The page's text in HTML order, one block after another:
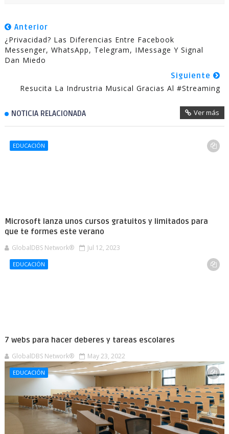
Anterior
¿Privacidad? Las Diferencias Entre Facebook
Messenger, WhatsApp, Telegram, IMessage Y Signal
Dan Miedo
Siguiente
Resucita La Indrustria Musical Gracias Al #streaming
NOTICIA RELACIONADA Ver más
EDUCACIÓN
Microsoft lanza unos cursos gratuitos y limitados para
que te formes este verano
GlobalDBS Network® Jul 12, 2023
EDUCACIÓN
7 webs para hacer deberes y tareas escolares
GlobalDBS Network® May 23, 2022
EDUCACIÓN